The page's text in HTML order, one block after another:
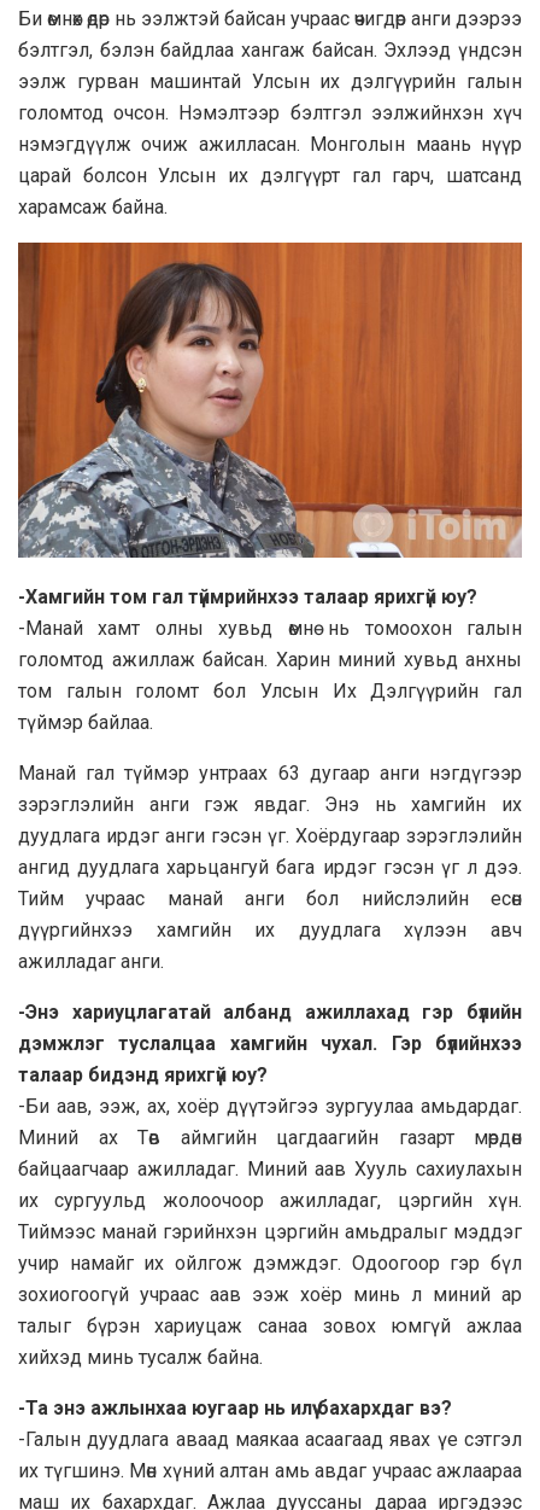
Би өмнөх өдөр нь ээлжтэй байсан учраас өчигдөр анги дээрээ
бэлтгэл, бэлэн байдлаа хангаж байсан. Эхлээд үндсэн
ээлж гурван машинтай Улсын их дэлгүүрийн галын
голомтод очсон. Нэмэлтээр бэлтгэл ээлжийнхэн хүч
нэмэгдүүлж очиж ажилласан. Монголын маань нүүр
царай болсон Улсын их дэлгүүрт гал гарч, шатсанд
харамсаж байна.
-Хамгийн том гал түймрийнхээ талаар ярихгүй юу?
-Манай хамт олны хувьд өмнө нь томоохон галын
голомтод ажиллаж байсан. Харин миний хувьд анхны
том галын голомт бол Улсын Их Дэлгүүрийн гал
түймэр байлаа.
Манай гал түймэр унтраах 63 дугаар анги нэгдүгээр
зэрэглэлийн анги гэж явдаг. Энэ нь хамгийн их
дуудлага ирдэг анги гэсэн үг. Хоёрдугаар зэрэглэлийн
ангид дуудлага харьцангуй бага ирдэг гэсэн үг л дээ.
Тийм учраас манай анги бол нийслэлийн есөн
дүүргийнхээ хамгийн их дуудлага хүлээн авч
ажилладаг анги.
-Энэ хариуцлагатай албанд ажиллахад гэр бүлийн
дэмжлэг туслалцаа хамгийн чухал. Гэр бүлийнхээ
талаар бидэнд ярихгүй юу?
-Би аав, ээж, ах, хоёр дүүтэйгээ зургуулаа амьдардаг.
Миний ах Төв аймгийн цагдаагийн газарт мөрдөн
байцаагчаар ажилладаг. Миний аав Хууль сахиулахын
их сургуульд жолоочоор ажилладаг, цэргийн хүн.
Тиймээс манай гэрийнхэн цэргийн амьдралыг мэддэг
учир намайг их ойлгож дэмждэг. Одоогоор гэр бүл
зохиогоогүй учраас аав ээж хоёр минь л миний ар
талыг бүрэн хариуцаж санаа зовох юмгүй ажлаа
хийхэд минь тусалж байна.
-Та энэ ажлынхаа юугаар нь илүү бахархдаг вэ?
-Галын дуудлага аваад маякаа асаагаад явах үе сэтгэл
их түгшинэ. Мөн хүний алтан амь авдаг учраас ажлаараа
маш их бахархдаг. Ажлаа дууссаны дараа иргэдээс